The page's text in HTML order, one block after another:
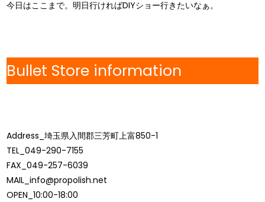
今日はここまで。明日行ければDIYショー行きたいなぁ。
Bullet Store information
Address_埼玉県入間郡三芳町上富850-1
TEL_049-290-7155
FAX_049-257-6039
MAIL_info@propolish.net
OPEN_10:00-18:00